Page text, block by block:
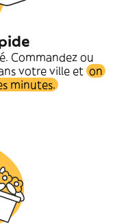
Commandez ou
votre ville et on
minutes.